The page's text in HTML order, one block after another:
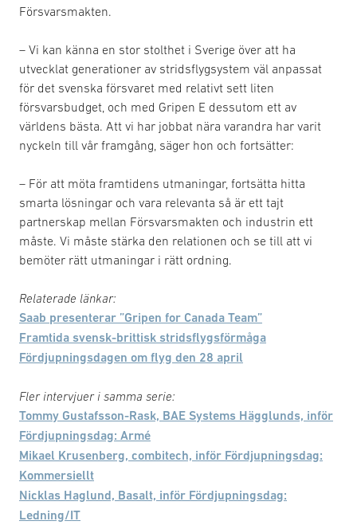
Försvarsmakten.
– Vi kan känna en stor stolthet i Sverige över att ha
utvecklat generationer av stridsflygsystem väl anpassat
för det svenska försvaret med relativt sett liten
försvarsbudget, och med Gripen E dessutom ett av
världens bästa. Att vi har jobbat nära varandra har varit
nyckeln till vår framgång, säger hon och fortsätter:
– För att möta framtidens utmaningar, fortsätta hitta
smarta lösningar och vara relevanta så är ett tajt
partnerskap mellan Försvarsmakten och industrin ett
måste. Vi måste stärka den relationen och se till att vi
bemöter rätt utmaningar i rätt ordning.
Relaterade länkar:
Saab presenterar ”Gripen for Canada Team”
Framtida svensk-brittisk stridsflygsförmåga
Fördjupningsdagen om flyg den 28 april
Fler intervjuer i samma serie:
Tommy Gustafsson-Rask, BAE Systems Hägglunds, inför
Fördjupningsdag: Armé
Mikael Krusenberg, combitech, inför Fördjupningsdag:
Kommersiellt
Nicklas Haglund, Basalt, inför Fördjupningsdag:
Ledning/IT